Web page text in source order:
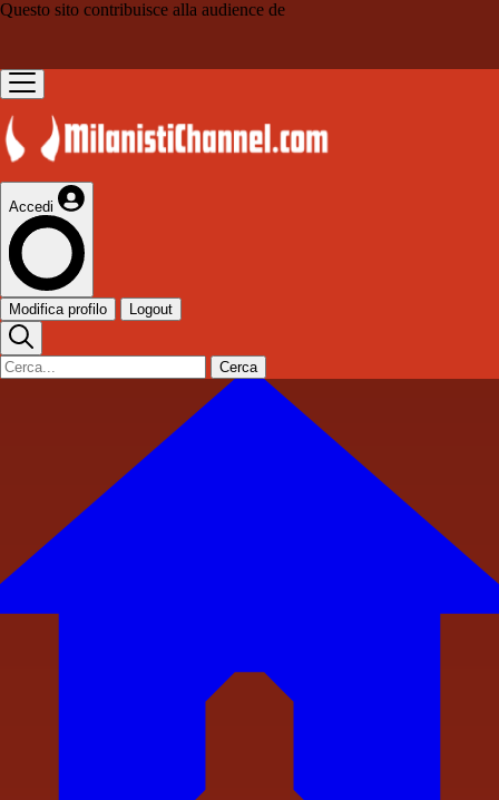
Questo sito contribuisce alla audience de
Accedi
Modifica profilo Logout
Cerca